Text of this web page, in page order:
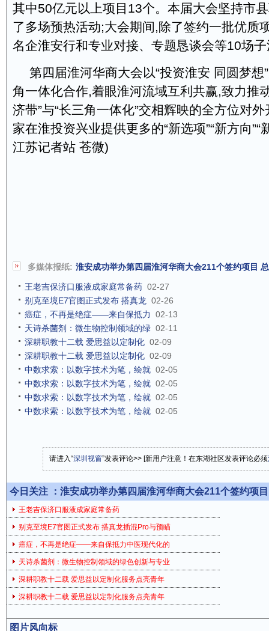
其中50亿元以上项目13个。本届大会坚持市
了多场预热活动;大会期间,除了签约一批优质
名企淮安行和专业对接、专题恳谈会等10场
第四届淮河华商大会以“投资淮安 同圆梦想
角一体化合作,着眼淮河流域互利共赢,致力推
济带”与“长三角一体化”交相辉映的全方位对
家在淮投资兴业提供更多的“新选项”“新方向”“
江苏记者站 苍微)
多媒体报纸: 淮安成功举办第四届淮河华商大会211个签约项目
王老吉保济口服液成家庭常备药 02-27
别克至境E7官图正式发布 搭真龙 02-26
癌症，不再是绝症——来自保抵力
02-13
天诗杀菌剂：微生物控制领域的绿 02-11
深耕职教十二载 爱思益以定制化 02-09
深耕职教十二载 爱思益以定制化 02-09
中数求索：以数字技术为笔，绘就 02-05
中数求索：以数字技术为笔，绘就 02-05
中数求索：以数字技术为笔，绘就 02-05
中数求索：以数字技术为笔，绘就 02-05
请进入“深圳视窗”发表评论>> [新用户注意！在东湖社区发表评论必须
今日关注 ： 淮安成功举办第四届淮河华商大会211个签约项
王老吉保济口服液成家庭常备药
别克至境E7官图正式发布 搭真龙插混Pro与预瞄
癌症，不再是绝症——来自保抵力中医现代化的
天诗杀菌剂：微生物控制领域的绿色创新与专业
深耕职教十二载 爱思益以定制化服务点亮青年
深耕职教十二载 爱思益以定制化服务点亮青年
图片风向标